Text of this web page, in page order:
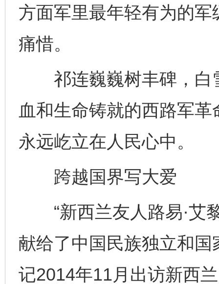
方面军里最年轻有为的军
痛惜。
祁连巍巍树丰碑，白
血和生命铸就的西路军
永远屹立在人民心中。
跨越国界写大爱
“新西兰友人路易·艾
献给了中国民族独立和国
记2014年11月出访新西